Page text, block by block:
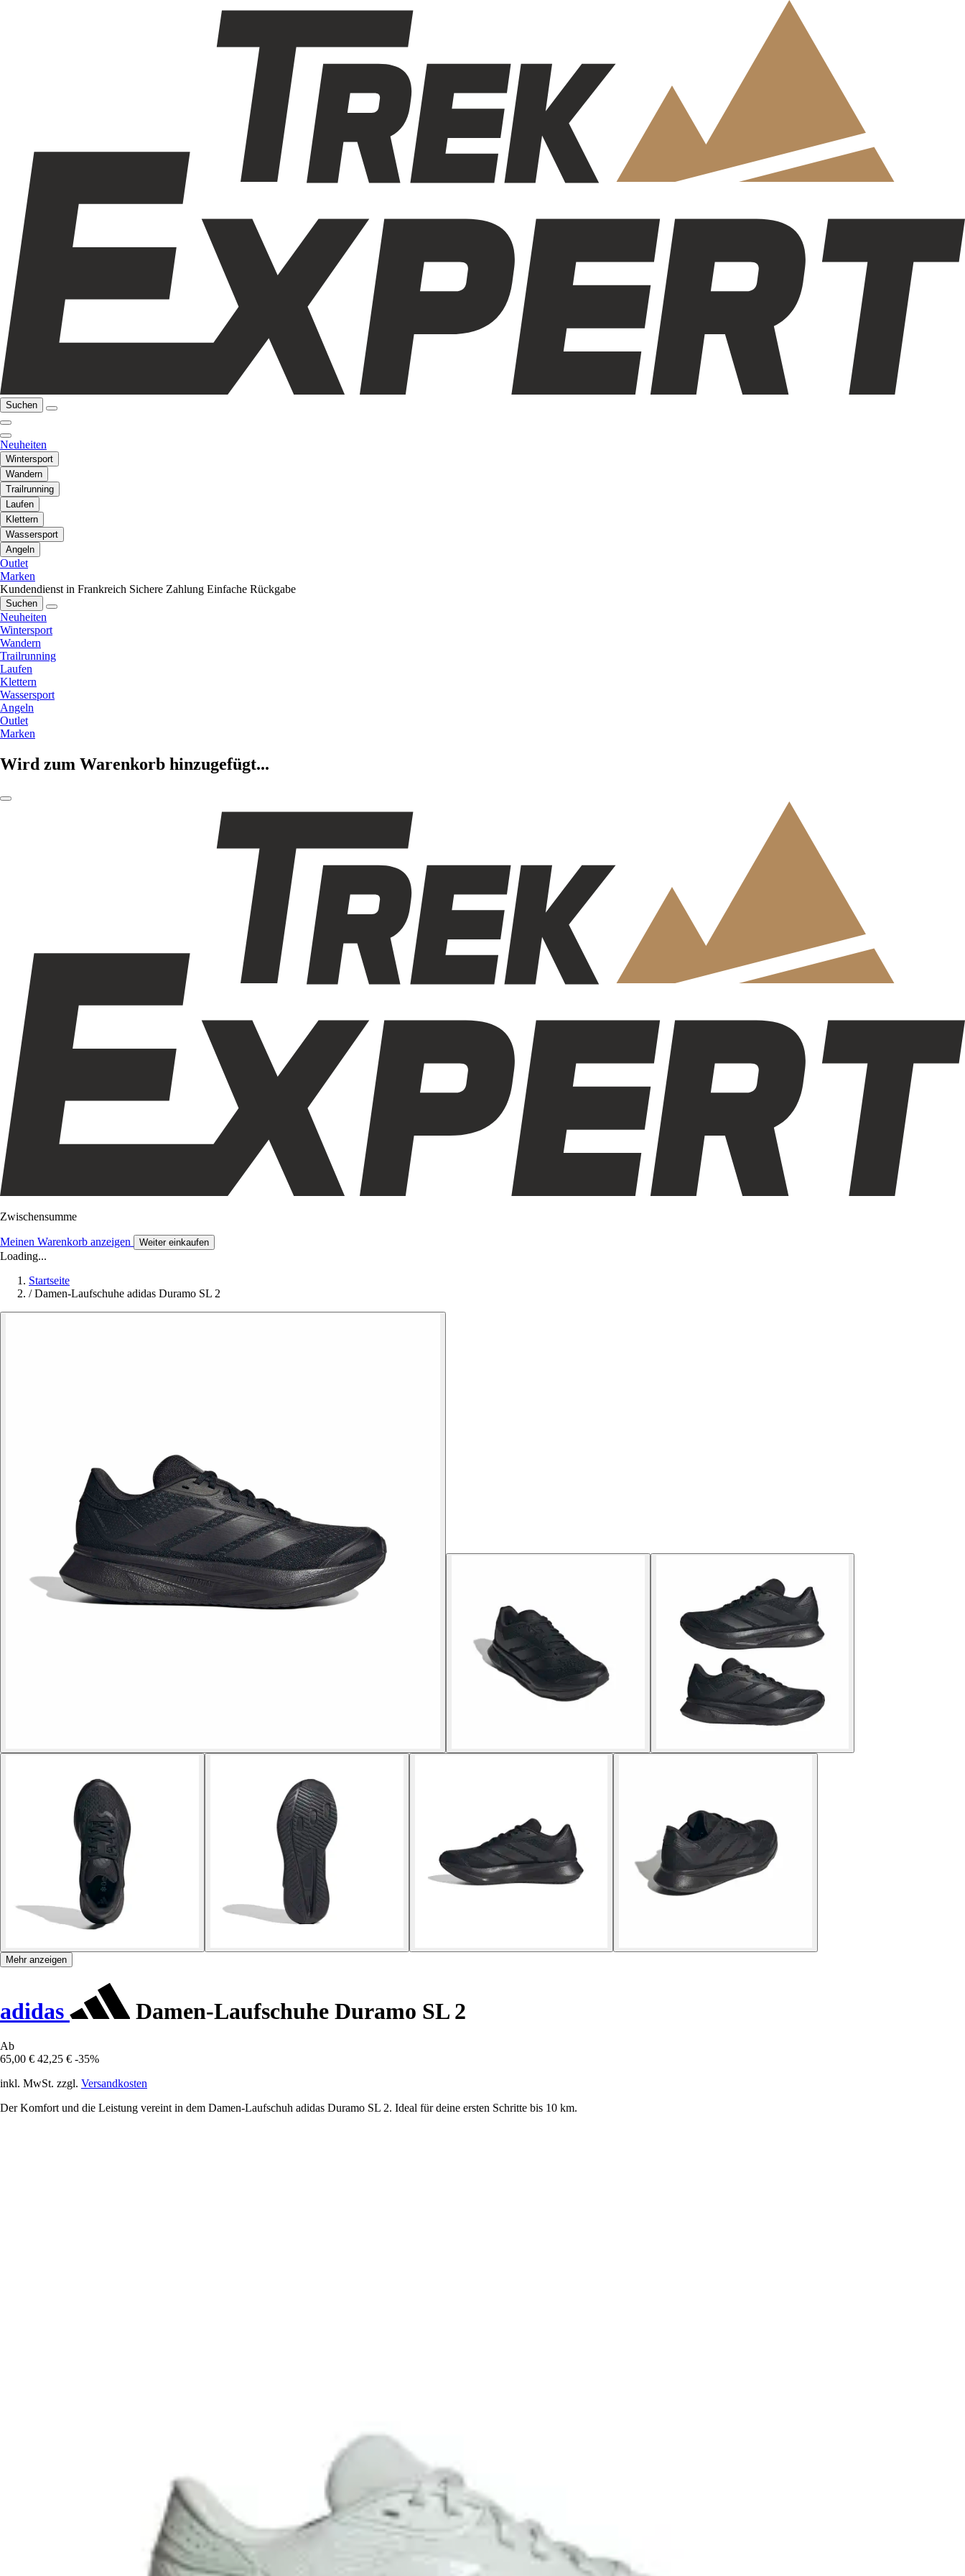
Suchen
Neuheiten
Wintersport
Wandern
Trailrunning
Laufen
Klettern
Wassersport
Angeln
Outlet
Marken
Kundendienst in Frankreich Sichere Zahlung Einfache Rückgabe
Suchen
Neuheiten
Wintersport
Wandern
Trailrunning
Laufen
Klettern
Wassersport
Angeln
Outlet
Marken
Wird zum Warenkorb hinzugefügt...
Zwischensumme
Meinen Warenkorb anzeigen Weiter einkaufen
Loading...
Startseite
/ Damen-Laufschuhe adidas Duramo SL 2
Mehr anzeigen
adidas Damen-Laufschuhe Duramo SL 2
Ab
65,00 € 42,25 € -35%
inkl. MwSt. zzgl. Versandkosten
Der Komfort und die Leistung vereint in dem Damen-Laufschuh adidas Duramo SL 2. Ideal für deine ersten Schritte bis 10 km.